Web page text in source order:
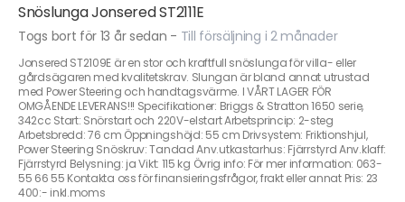
Snöslunga Jonsered ST2111E
Togs bort för 13 år sedan - Till försäljning i 2 månader
Jonsered ST2109E är en stor och kraftfull snöslunga för villa- eller
gårdsägaren med kvalitetskrav. Slungan är bland annat utrustad
med Power Steering och handtagsvärme. I VÅRT LAGER FÖR
OMGÅENDE LEVERANS!!! Specifikationer: Briggs & Stratton 1650 serie,
342cc Start: Snörstart och 220V-elstart Arbetsprincip: 2-steg
Arbetsbredd: 76 cm Öppningshöjd: 55 cm Drivsystem: Friktionshjul,
Power Steering Snöskruv: Tandad Anv.utkastarhus: Fjärrstyrd Anv.klaff:
Fjärrstyrd Belysning: ja Vikt: 115 kg Övrig info: För mer information: 063-
55 66 55 Kontakta oss för finansieringsfrågor, frakt eller annat Pris: 23
400:- inkl.moms